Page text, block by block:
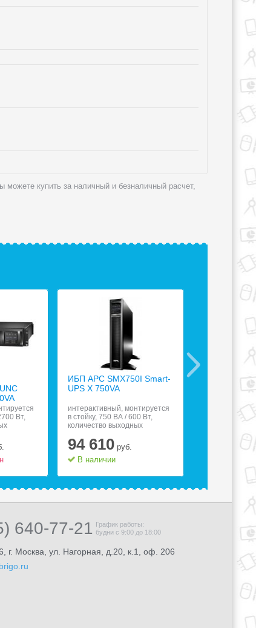
можете купить за наличный и безналичный расчет,
Вт,
ИБП APC SMX750I Smart-
UPS X 750VA
интерактивный, монтируется
в стойку, 750 ВА / 600 Вт,
количество выходных
батареи), USB, RS-232,
защита телефонной линии
94 610 руб.
В наличии
ИБП Tripp
в стойку,
8.5 мин, USB,
152
640-77-21 График работы:
будни с 9:00 до 18:00
г. Москва, ул. Нагорная, д.20, к.1, оф. 206